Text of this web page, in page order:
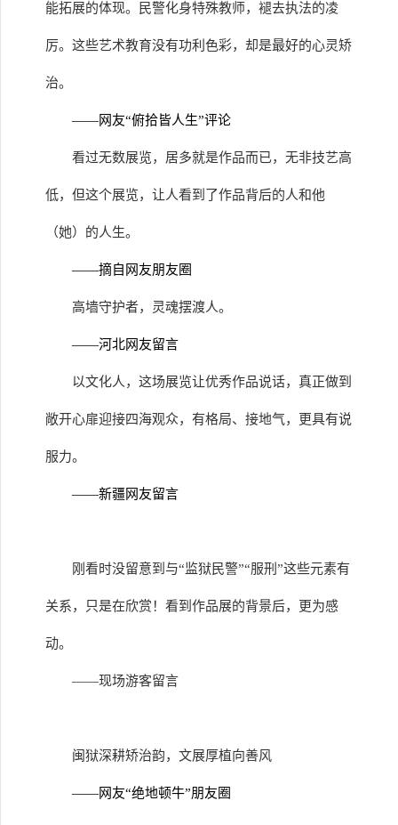
能拓展的体现。民警化身特殊教师，褪去执法的凌
厉。这些艺术教育没有功利色彩，却是最好的心灵矫
治。
——网友“俯拾皆人生”评论
看过无数展览，居多就是作品而已，无非技艺高
低，但这个展览，让人看到了作品背后的人和他
（她）的人生。
——摘自网友朋友圈
高墙守护者，灵魂摆渡人。
——河北网友留言
以文化人，这场展览让优秀作品说话，真正做到
敞开心扉迎接四海观众，有格局、接地气，更具有说
服力。
——新疆网友留言
刚看时没留意到与“监狱民警”“服刑”这些元素有
关系，只是在欣赏！看到作品展的背景后，更为感
动。
——现场游客留言
闽狱深耕矫治韵，文展厚植向善风
——网友“绝地顿牛”朋友圈